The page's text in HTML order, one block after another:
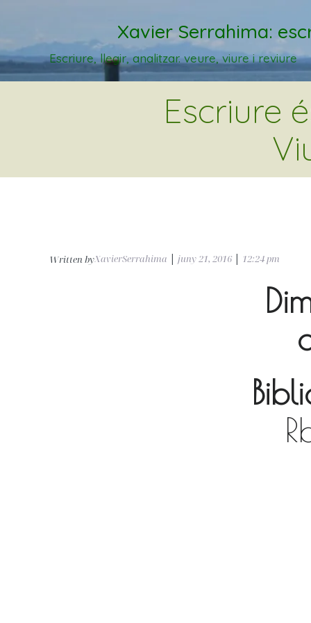
Xavier Serrahima:
Escriure, llegir, analitzar. veure, viure i reviure
Escriure
Written byXavierSerrahima juny 21, 2016 12:24 pm